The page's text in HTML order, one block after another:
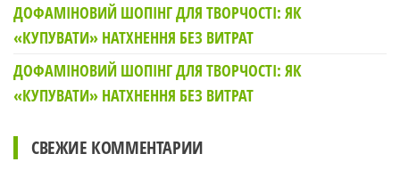
ДОФАМІНОВИЙ ШОПІНГ ДЛЯ ТВОРЧОСТІ: ЯК
«КУПУВАТИ» НАТХНЕННЯ БЕЗ ВИТРАТ
ДОФАМІНОВИЙ ШОПІНГ ДЛЯ ТВОРЧОСТІ: ЯК
«КУПУВАТИ» НАТХНЕННЯ БЕЗ ВИТРАТ
СВЕЖИЕ КОММЕНТАРИИ